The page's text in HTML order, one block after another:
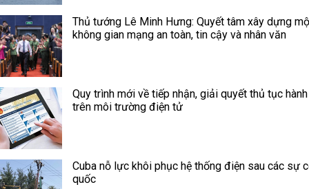
Thủ tướng Lê Minh Hưng: Quyết tâm xây dựng
không gian mạng an toàn, tin cậy và nhân văn
Quy trình mới về tiếp nhận, giải quyết thủ tục
trên môi trường điện tử
Cuba nỗ lực khôi phục hệ thống điện sau các sự
quốc